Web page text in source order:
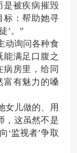
是被疾病摧毁
标：帮助她寻
’。”
动询问各种食
能满足口腹之
房里，给同
富有魅力的嗓
女儿做的、用
，这虽然不是
‘监视者’争取